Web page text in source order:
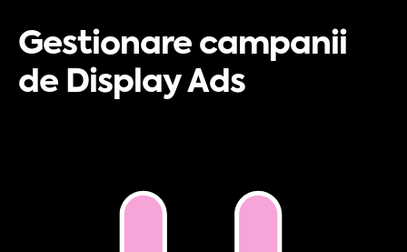
Gestionare campanii
de Display Ads